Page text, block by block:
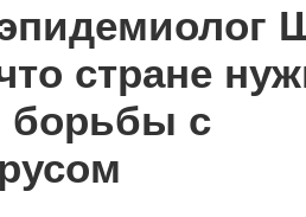
стране
борьбы с